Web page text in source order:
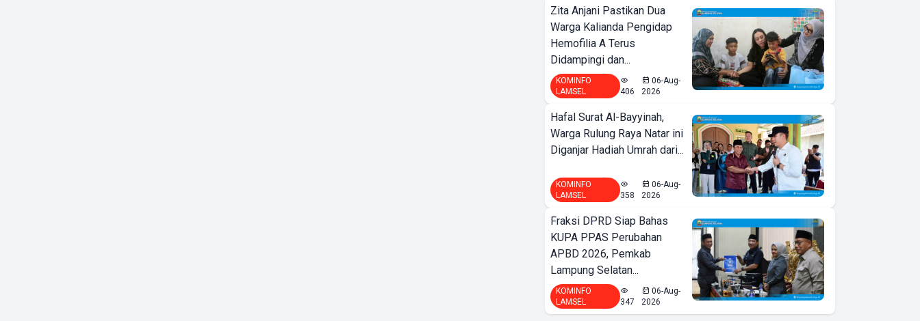
Zita Anjani Pastikan Dua
Warga Kalianda Pengidap
Hemofilia A Terus
Didampingi dan...
KOMINFO
LAMSEL
406
06-Aug-
2026
Hafal Surat Al-Bayyinah,
Warga Rulung Raya Natar ini
Diganjar Hadiah Umrah dari...
KOMINFO
LAMSEL
358
06-Aug-
2026
Fraksi DPRD Siap Bahas
KUPA PPAS Perubahan
APBD 2026, Pemkab
Lampung Selatan...
KOMINFO
LAMSEL
347
06-Aug-
2026